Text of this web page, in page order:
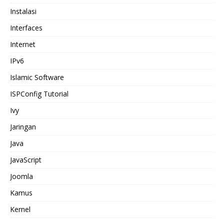
Instalasi
Interfaces
Internet
IPv6
Islamic Software
ISPConfig Tutorial
Ivy
Jaringan
Java
JavaScript
Joomla
Kamus
Kernel